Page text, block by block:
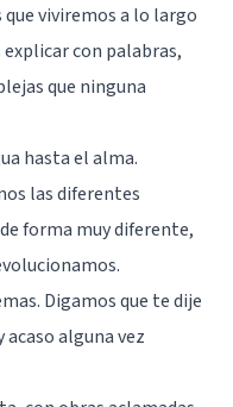
viviremos a lo largo
con palabras,
que ninguna
hasta el alma.
las diferentes
forma muy diferente,
Digamos que te dije
alguna vez